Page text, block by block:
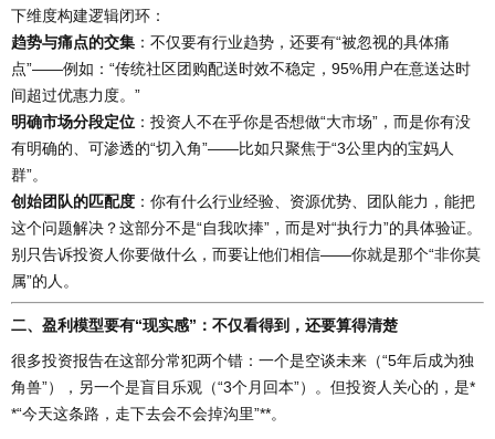
下维度构建逻辑闭环：
趋势与痛点的交集 ：不仅要有行业趋势，还要有“被忽视的具体痛
点”——例如：“传统社区团购配送时效不稳定，95%用户在意送达时
间超过优惠力度。”
明确市场分段定位 ：投资人不在乎你是否想做“大市场”，而是你有没
有明确的、可渗透的“切入角”——比如只聚焦于“3公里内的宝妈人
群”。
创始团队的匹配度 ：你有什么行业经验、资源优势、团队能力，能把
这个问题解决？这部分不是“自我吹捧”，而是对“执行力”的具体验证。
别只告诉投资人你要做什么，而要让他们相信——你就是那个“非你莫
属”的人。
二、盈利模型要有“现实感”：不仅看得到，还要算得清楚
很多投资报告在这部分常犯两个错：一个是空谈未来（“5年后成为独
角兽”），另一个是盲目乐观（“3个月回本”）。但投资人关心的，是*
*“今天这条路，走下去会不会掉沟里”**。